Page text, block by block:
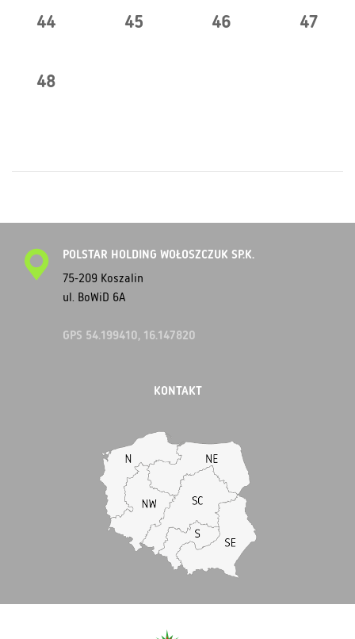
44 45 46 47
48
POLSTAR HOLDING WOŁOSZCZUK SP.K.
75-209 Koszalin
ul. BoWiD 6A
GPS 54.199410, 16.147820
KONTAKT